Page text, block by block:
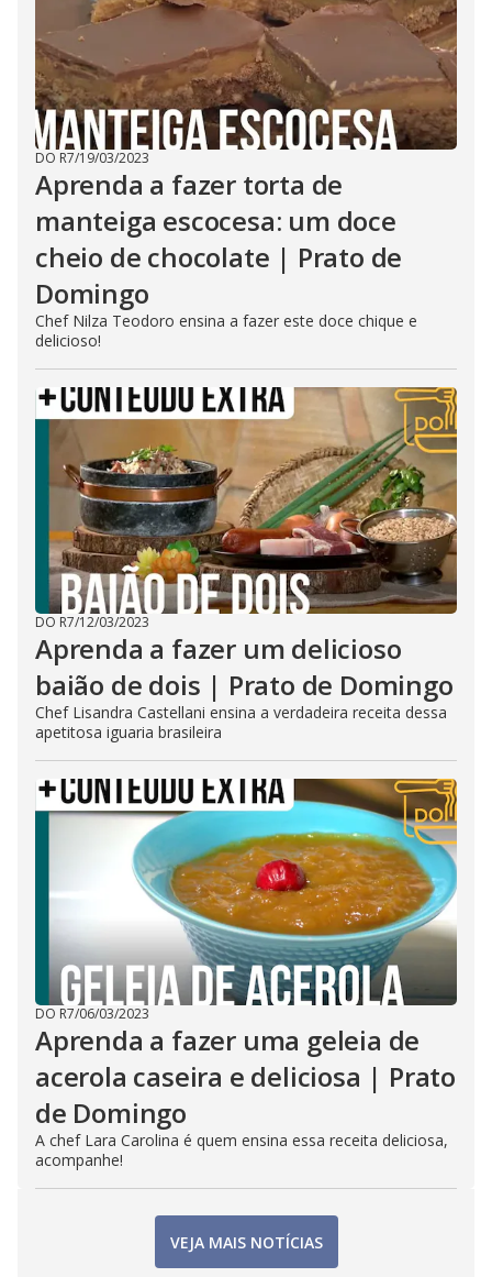
DO R7/19/03/2023
Aprenda a fazer torta de
manteiga escocesa: um doce
cheio de chocolate | Prato de
Domingo
Chef Nilza Teodoro ensina a fazer este doce chique e
delicioso!
DO R7/12/03/2023
Aprenda a fazer um delicioso
baião de dois | Prato de Domingo
Chef Lisandra Castellani ensina a verdadeira receita dessa
apetitosa iguaria brasileira
DO R7/06/03/2023
Aprenda a fazer uma geleia de
acerola caseira e deliciosa | Prato
de Domingo
A chef Lara Carolina é quem ensina essa receita deliciosa,
acompanhe!
VEJA MAIS NOTÍCIAS